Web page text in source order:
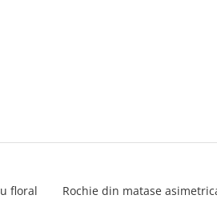
floral
Rochie din matase